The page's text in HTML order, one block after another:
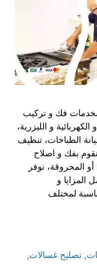
فك و تركيب
و الليزرية،
الطباخات، تنظيف
بفك و اصلاح
المحروقة، نوفر
المزايا و
لمختلف
, تصليح غسالات,